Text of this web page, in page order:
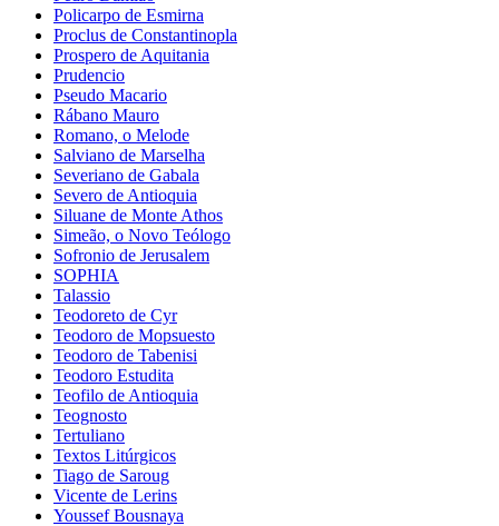
Policarpo de Esmirna
Proclus de Constantinopla
Prospero de Aquitania
Prudencio
Pseudo Macario
Rábano Mauro
Romano, o Melode
Salviano de Marselha
Severiano de Gabala
Severo de Antioquia
Siluane de Monte Athos
Simeão, o Novo Teólogo
Sofronio de Jerusalem
SOPHIA
Talassio
Teodoreto de Cyr
Teodoro de Mopsuesto
Teodoro de Tabenisi
Teodoro Estudita
Teofilo de Antioquia
Teognosto
Tertuliano
Textos Litúrgicos
Tiago de Saroug
Vicente de Lerins
Youssef Bousnaya